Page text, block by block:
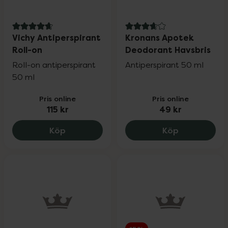
4.8 av 5 i omdöme
Vichy Antiperspirant
Roll-on
Roll-on antiperspirant
50 ml
Pris online
115 kr
Köp Vichy Antiperspirant Roll-on, 115 kr.
3.8 av 5 i omdöme
Kronans Apotek
Deodorant Havsbris
Antiperspirant 50 ml
Pris online
49 kr
Köp Kronans